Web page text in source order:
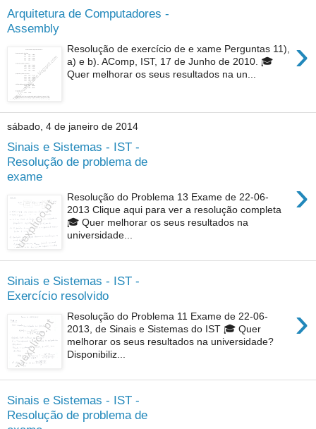
Arquitetura de Computadores -
Assembly
›
Resolução de exercício de e xame Perguntas 11),
a) e b). AComp, IST, 17 de Junho de 2010. 🎓
Quer melhorar os seus resultados na un...
sábado, 4 de janeiro de 2014
Sinais e Sistemas - IST -
Resolução de problema de
exame
›
Resolução do Problema 13 Exame de 22-06-
2013 Clique aqui para ver a resolução completa
🎓 Quer melhorar os seus resultados na
universidade...
Sinais e Sistemas - IST -
Exercício resolvido
›
Resolução do Problema 11 Exame de 22-06-
2013, de Sinais e Sistemas do IST 🎓 Quer
melhorar os seus resultados na universidade?
Disponibiliz...
Sinais e Sistemas - IST -
Resolução de problema de